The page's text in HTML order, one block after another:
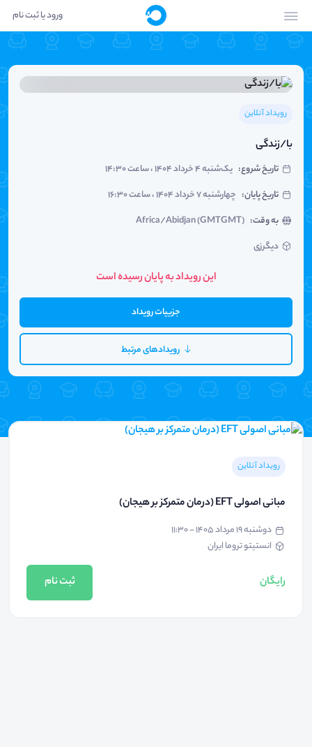
ورود یا ثبت نام
رویداد آنلاین
با/زندگی
تاریخ شروع: یک‌شنبه ۴ خرداد ۱۴۰۴ ، ساعت ۱۴:۳۰
تاریخ پایان: چهارشنبه ۷ خرداد ۱۴۰۴ ، ساعت ۱۶:۳۰
به وقت:
Africa/Abidjan (GMTGMT)
دیگرزی
این رویداد به پایان رسیده است
جزییات رویداد
رویدادهای مرتبط
رویداد آنلاین
مبانی اصولی EFT (درمان متمرکز بر هیجان)
دوشنبه ۱۹ مرداد ۱۴۰۵ - ۱۱:۳۰
انستیتو تروما ایران
رایگان ثبت نام